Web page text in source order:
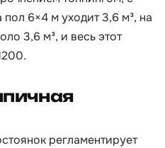
6×4 м уходит 3,6 м³, на
3,6 м³, и весь этот
регламентирует